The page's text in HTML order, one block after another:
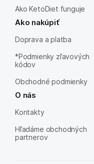
Ako KetoDiet funguje
Ako nakúpiť
Doprava a platba
*Podmienky zľavových
kódov
Obchodné podmienky
O nás
Kontakty
Hľadáme obchodných
partnerov